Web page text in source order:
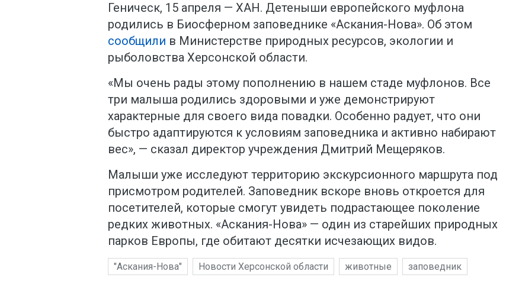
Геническ, 15 апреля — ХАН. Детеныши европейского муфлона
родились в Биосферном заповеднике «Аскания-Нова». Об этом
сообщили в Министерстве природных ресурсов, экологии и
рыболовства Херсонской области.
«Мы очень рады этому пополнению в нашем стаде муфлонов. Все
три малыша родились здоровыми и уже демонстрируют
характерные для своего вида повадки. Особенно радует, что они
быстро адаптируются к условиям заповедника и активно набирают
вес», — сказал директор учреждения Дмитрий Мещеряков.
Малыши уже исследуют территорию экскурсионного маршрута под
присмотром родителей. Заповедник вскоре вновь откроется для
посетителей, которые смогут увидеть подрастающее поколение
редких животных. «Аскания-Нова» — один из старейших природных
парков Европы, где обитают десятки исчезающих видов.
"Аскания-Нова" Новости Херсонской области животные заповедник